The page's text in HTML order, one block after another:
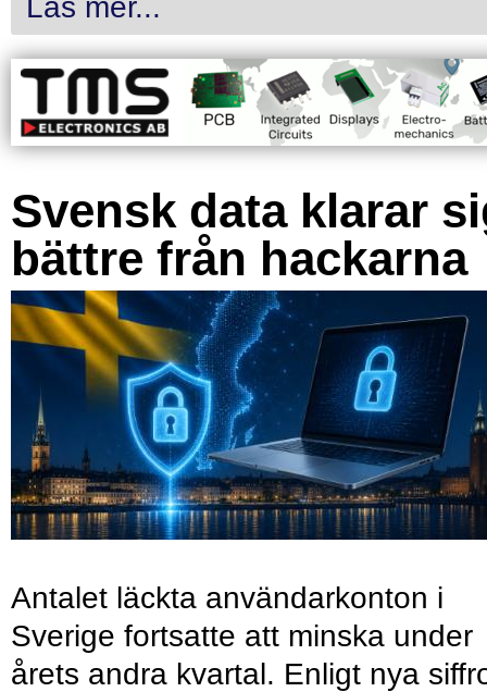
Läs mer...
Svensk data klarar
bättre från hackarna
Antalet läckta användarkonton i
Sverige fortsatte att minska under
årets andra kvartal. Enligt nya